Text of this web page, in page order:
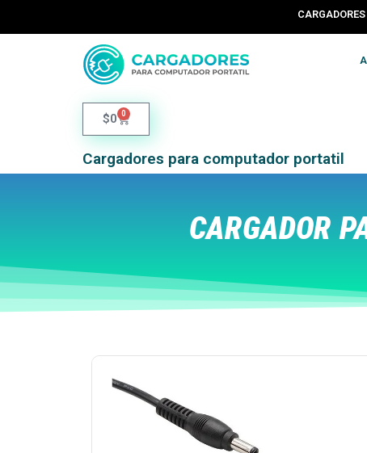
CARGADORES
$0 0
Cargadores para computador portatil
CARGADOR